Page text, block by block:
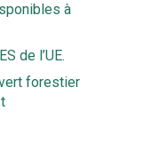
à
de l’UE.
forestier
Ekwato COLLECT
Ekwato RISK
Ekwato SHARE
Ekwato SOURCE